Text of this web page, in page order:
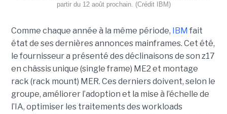
partir du 12 août prochain. (Crédit IBM)
Comme chaque année à la même période, IBM fait
état de ses dernières annonces mainframes. Cet été,
le fournisseur a présenté des déclinaisons de son z17
en châssis unique (single frame) ME2 et montage
rack (rack mount) MER. Ces derniers doivent, selon le
groupe, améliorer l’adoption et la mise à l’échelle de
l’IA, optimiser les traitements des workloads